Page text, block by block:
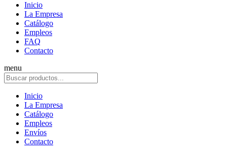
Inicio
La Empresa
Catálogo
Empleos
FAQ
Contacto
menu
Inicio
La Empresa
Catálogo
Empleos
Envíos
Contacto